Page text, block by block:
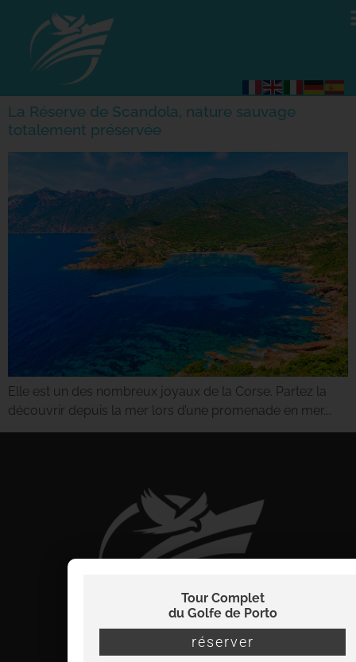
La Réserve de Scandola, nature sauvage
totalement préservée
Elle est un des nombreux joyaux de la Corse. Partez la
découvrir depuis la mer lors d’une promenade en mer….
Tour Complet
du Golfe de Porto
réserver